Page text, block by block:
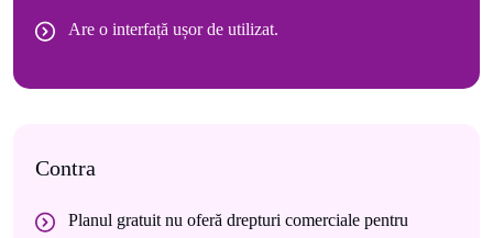
Are o interfață ușor de utilizat.
Contra
Planul gratuit nu oferă drepturi comerciale pentru